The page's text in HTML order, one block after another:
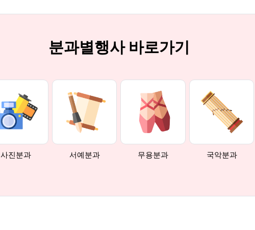
분과별행사 바로가기
사진분과 서예분과 무용분과 국악분과